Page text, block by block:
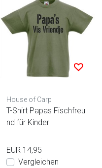
House of Carp
T-Shirt Papas Fischfreu
nd für Kinder
EUR 14,95
Vergleichen